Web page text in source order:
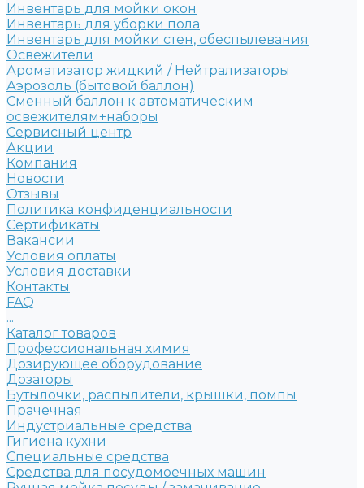
Инвентарь для мойки окон
Инвентарь для уборки пола
Инвентарь для мойки стен, обеспылевания
Освежители
Ароматизатор жидкий / Нейтрализаторы
Аэрозоль (бытовой баллон)
Сменный баллон к автоматическим
освежителям+наборы
Сервисный центр
Акции
Компания
Новости
Отзывы
Политика конфиденциальности
Сертификаты
Вакансии
Условия оплаты
Условия доставки
Контакты
FAQ
...
Каталог товаров
Профессиональная химия
Дозирующее оборудование
Дозаторы
Бутылочки, распылители, крышки, помпы
Прачечная
Индустриальные средства
Гигиена кухни
Специальные средства
Средства для посудомоечных машин